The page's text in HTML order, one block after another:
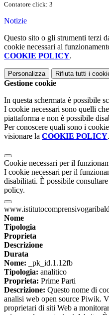
Contatore click: 3
Notizie
Questo sito o gli strumenti terzi
cookie necessari al
COOKIE POLICY.
Personalizza Rifiuta tutti i
Gestione cookie
In questa schermata è possibile
I cookie necessari sono quelli
piattaforma e non è possibile
Per conoscere quali sono i
visionare la COOKIE POLICY.
Cookie necessari per il
I cookie necessari per il
disabilitati. È possibile
policy.
Nome
Tipologia
Proprieta
Descrizione
Durata
Nome: _pk_id.1.12fb
Tipologia: analitico
Proprieta: Prime Parti
Descrizione: Questo nome di
analisi web open source Piwik.
proprietari di siti Web a